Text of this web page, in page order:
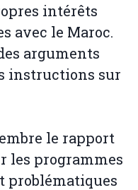
intérêts
avec le Maroc.
arguments
instructions sur
le rapport
les programmes
problématiques